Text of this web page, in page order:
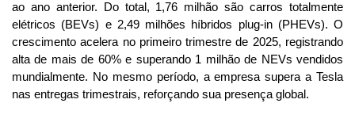
ao ano anterior. Do total, 1,76 milhão são carros totalmente
elétricos (BEVs) e 2,49 milhões híbridos plug-in (PHEVs). O
crescimento acelera no primeiro trimestre de 2025, registrando
alta de mais de 60% e superando 1 milhão de NEVs vendidos
mundialmente. No mesmo período, a empresa supera a Tesla
nas entregas trimestrais, reforçando sua presença global.